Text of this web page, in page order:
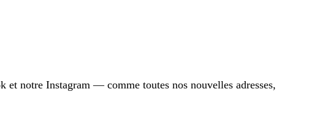
et notre Instagram — comme toutes nos nouvelles adresses,